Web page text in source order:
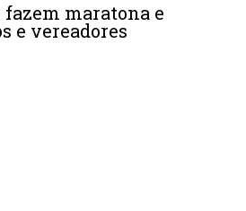
maratona e
e vereadores